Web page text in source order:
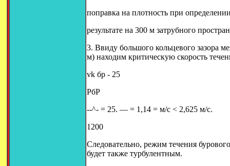
поправка на плотность при
результате на 300 м затрубного
3. Ввиду большого кольцевого зазора
м) находим критическую скорость
vk бр - 25
РбР
--^- = 25. — = 1,14 = м/с < 2,625 м/с.
1200
Следовательно, режим течения
будет также турбулентным.